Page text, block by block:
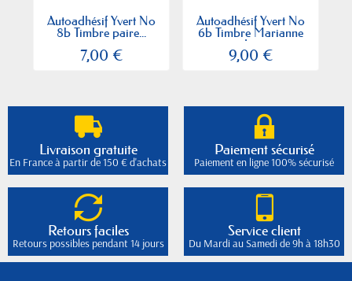
Autoadhésif Yvert No
8b Timbre paire...
7,00 €
Autoadhésif Yvert No
6b Timbre Marianne
du...
9,00 €
Livraison gratuite
En France à partir de 150 € d'achats
Paiement sécurisé
Paiement en ligne 100% sécurisé
Retours faciles
Retours possibles pendant 14 jours
Service client
Du Mardi au Samedi de 9h à 18h30